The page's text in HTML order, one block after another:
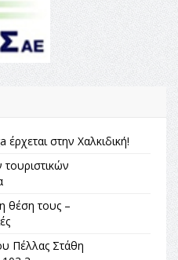
στην Χαλκιδική!
θέση τους –
Πέλλας Στάθη